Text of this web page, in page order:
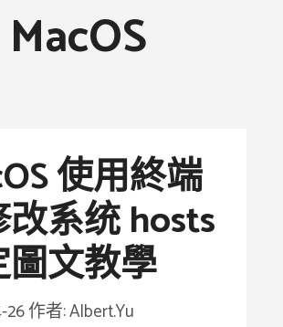
MacOS
使用終端
系统 hosts
文教學
26作者:Albert.Yu